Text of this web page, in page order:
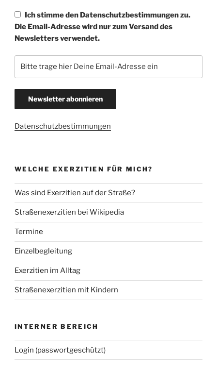
Ich stimme den Datenschutzbestimmungen zu.
Die Email-Adresse wird nur zum Versand des
Newsletters verwendet.
Datenschutzbestimmungen
WELCHE EXERZITIEN FÜR MICH?
Was sind Exerzitien auf der Straße?
Straßenexerzitien bei Wikipedia
Termine
Einzelbegleitung
Exerzitien im Alltag
Straßenexerzitien mit Kindern
INTERNER BEREICH
Login (passwortgeschützt)